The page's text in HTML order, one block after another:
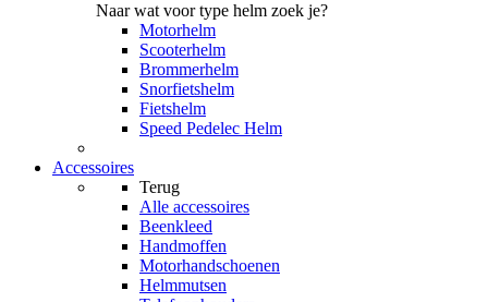
Naar wat voor type helm zoek je?
Motorhelm
Scooterhelm
Brommerhelm
Snorfietshelm
Fietshelm
Speed Pedelec Helm
Accessoires
Terug
Alle accessoires
Beenkleed
Handmoffen
Motorhandschoenen
Helmmutsen